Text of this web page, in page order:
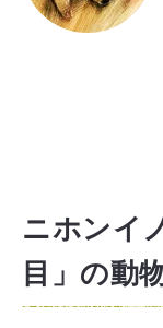
ニホンイ
目」の動物